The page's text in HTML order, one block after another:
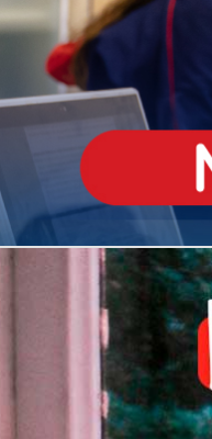
School